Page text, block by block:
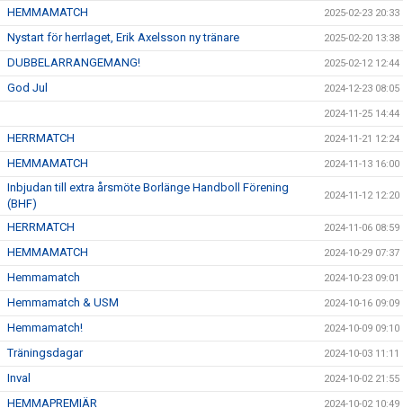
HEMMAMATCH 2025-02-23 20:33
Nystart för herrlaget, Erik Axelsson ny tränare 2025-02-20 13:38
DUBBELARRANGEMANG! 2025-02-12 12:44
God Jul 2024-12-23 08:05
2024-11-25 14:44
HERRMATCH 2024-11-21 12:24
HEMMAMATCH 2024-11-13 16:00
Inbjudan till extra årsmöte Borlänge Handboll Förening
(BHF)
2024-11-12 12:20
HERRMATCH 2024-11-06 08:59
HEMMAMATCH 2024-10-29 07:37
Hemmamatch 2024-10-23 09:01
Hemmamatch & USM 2024-10-16 09:09
Hemmamatch! 2024-10-09 09:10
Träningsdagar 2024-10-03 11:11
Inval 2024-10-02 21:55
HEMMAPREMIÄR 2024-10-02 10:49